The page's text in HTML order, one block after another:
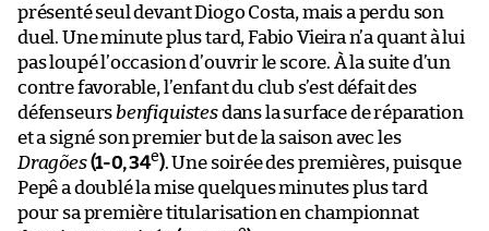
présenté seul devant Diogo Costa, mais a perdu son
duel. Une minute plus tard, Fabio Vieira n’a quant à lui
pas loupé l’occasion d’ouvrir le score. À la suite d’un
contre favorable, l’enfant du club s’est défait des
défenseurs benfiquistesdans la surface de réparation
et a signé son premier but de la saison avec les
Dragões(1-0, 34e). Une soirée des premières, puisque
Pepê a doublé la mise quelques minutes plus tard
pour sa première titularisation en championnat